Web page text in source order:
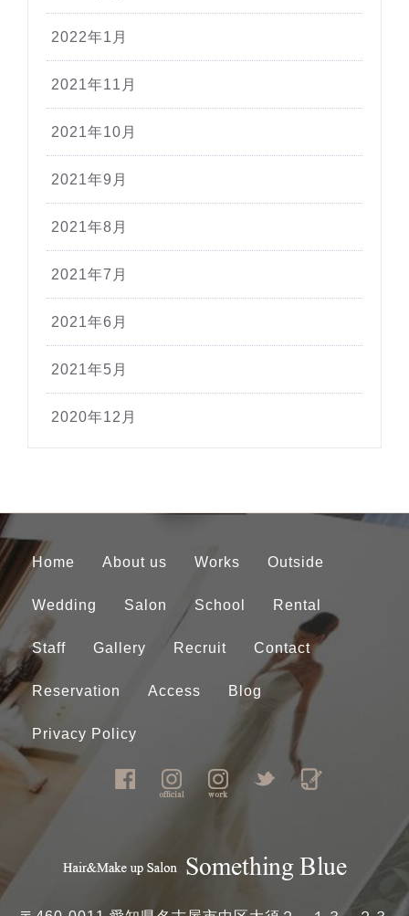
2022年1月
2021年11月
2021年10月
2021年9月
2021年8月
2021年7月
2021年6月
2021年5月
2020年12月
Home About us Works Outside
Wedding Salon School Rental
Staff Gallery Recruit Contact
Reservation Access Blog
Privacy Policy